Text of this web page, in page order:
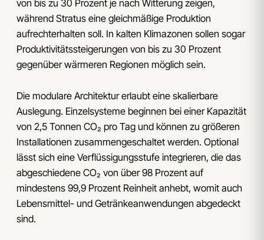
von bis zu 30 Prozent je nach Witterung zeigen,
während Stratus eine gleichmäßige Produktion
aufrechterhalten soll. In kalten Klimazonen sollen sogar
Produktivitätssteigerungen von bis zu 30 Prozent
gegenüber wärmeren Regionen möglich sein.
Die modulare Architektur erlaubt eine skalierbare
Auslegung. Einzelsysteme beginnen bei einer Kapazität
von 2,5 Tonnen CO₂ pro Tag und können zu größeren
Installationen zusammengeschaltet werden. Optional
lässt sich eine Verflüssigungsstufe integrieren, die das
abgeschiedene CO₂ von über 98 Prozent auf
mindestens 99,9 Prozent Reinheit anhebt, womit auch
Lebensmittel- und Getränkeanwendungen abgedeckt
sind.